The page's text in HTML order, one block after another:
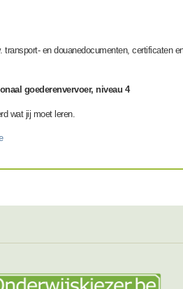
en douanedocumenten, certificaten
goederenvervoer, niveau 4
wat jij moet leren.